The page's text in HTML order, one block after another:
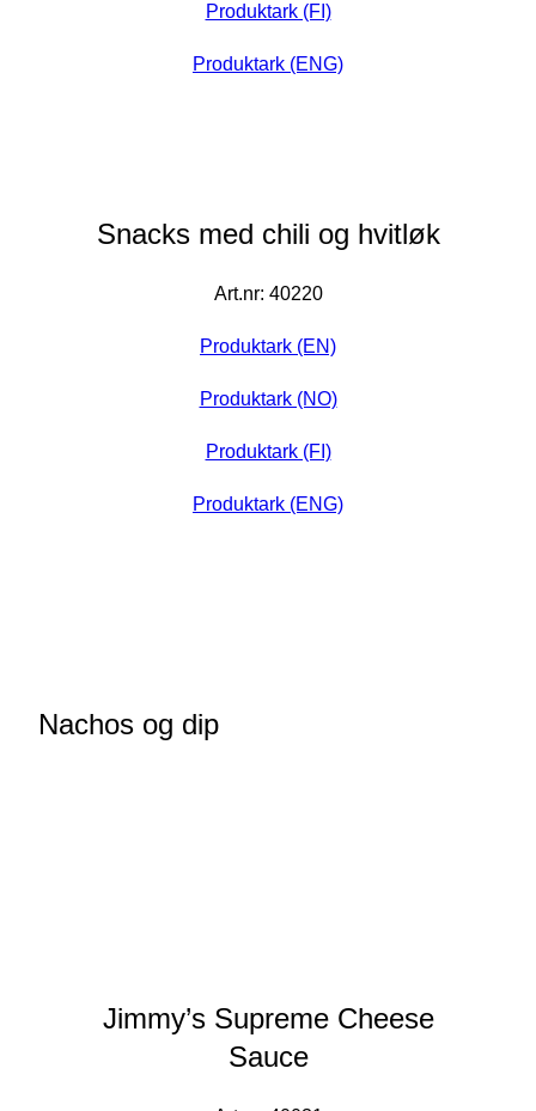
Produktark (FI)
Produktark (ENG)
Snacks med chili og hvitløk
Art.nr: 40220
Produktark (EN)
Produktark (NO)
Produktark (FI)
Produktark (ENG)
Nachos og dip
Jimmy’s Supreme Cheese
Sauce